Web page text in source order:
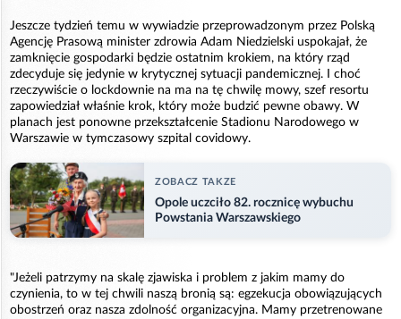
Jeszcze tydzień temu w wywiadzie przeprowadzonym przez Polską
Agencję Prasową minister zdrowia Adam Niedzielski uspokajał, że
zamknięcie gospodarki będzie ostatnim krokiem, na który rząd
zdecyduje się jedynie w krytycznej sytuacji pandemicznej. I choć
rzeczywiście o lockdownie na ma na tę chwilę mowy, szef resortu
zapowiedział właśnie krok, który może budzić pewne obawy. W
planach jest ponowne przekształcenie Stadionu Narodowego w
Warszawie w tymczasowy szpital covidowy.
ZOBACZ TAKZE
Opole uczciło 82. rocznicę wybuchu
Powstania Warszawskiego
"Jeżeli patrzymy na skalę zjawiska i problem z jakim mamy do
czynienia, to w tej chwili naszą bronią są: egzekucja obowiązujących
obostrzeń oraz nasza zdolność organizacyjna. Mamy przetrenowane